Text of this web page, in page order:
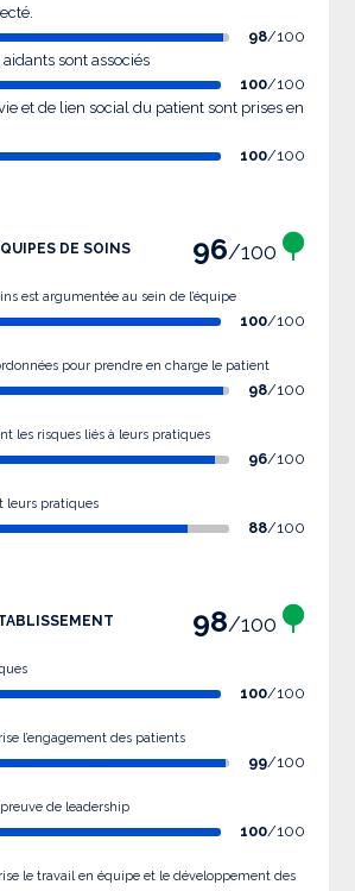
98/100
sont associés
100/100
et de lien social du patient sont prises en
100/100
DE SOINS 96/100
est argumentée au sein de l’équipe
100/100
pour prendre en charge le patient
98/100
les risques liés à leurs pratiques
96/100
leurs pratiques
88/100
98/100
100/100
l’engagement des patients
99/100
de leadership
100/100
le travail en équipe et le développement des